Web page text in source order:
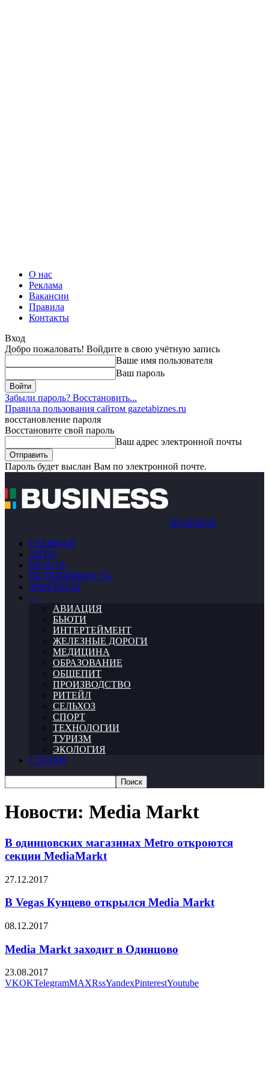
О нас
Реклама
Вакансии
Правила
Контакты
Вход
Добро пожаловать! Войдите в свою учётную запись
Ваше имя пользователя
Ваш пароль
Забыли пароль? Восстановить...
Правила пользования сайтом gazetabiznes.ru
восстановление пароля
Восстановите свой пароль
Ваш адрес электронной почты
Пароль будет выслан Вам по электронной почте.
BUSINESS
ГЛАВНАЯ
АВТО
ВЛАСТЬ
НЕДВИЖИМОСТЬ
ФИНАНСЫ
…
АВИАЦИЯ
БЬЮТИ
ИНТЕРТЕЙМЕНТ
ЖЕЛЕЗНЫЕ ДОРОГИ
МЕДИЦИНА
ОБРАЗОВАНИЕ
ОБЩЕПИТ
ПРОИЗВОДСТВО
РИТЕЙЛ
СЕЛЬХОЗ
СПОРТ
ТЕХНОЛОГИИ
ТУРИЗМ
ЭКОЛОГИЯ
СТАТЬИ
Новости: Media Markt
В одинцовских магазинах Metro откроются
секции MediaMarkt
27.12.2017
В Vegas Кунцево открылся Media Markt
08.12.2017
Media Markt заходит в Одинцово
23.08.2017
VKOKTelegramMAXRssYandexPinterestYoutube